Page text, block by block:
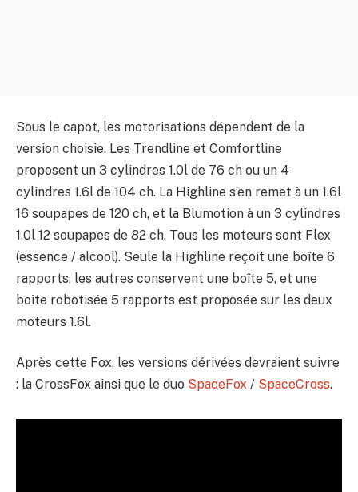
Sous le capot, les motorisations dépendent de la
version choisie. Les Trendline et Comfortline
proposent un 3 cylindres 1.0l de 76 ch ou un 4
cylindres 1.6l de 104 ch. La Highline s’en remet à un 1.6l
16 soupapes de 120 ch, et la Blumotion à un 3 cylindres
1.0l 12 soupapes de 82 ch. Tous les moteurs sont Flex
(essence / alcool). Seule la Highline reçoit une boîte 6
rapports, les autres conservent une boîte 5, et une
boîte robotisée 5 rapports est proposée sur les deux
moteurs 1.6l.
Après cette Fox, les versions dérivées devraient suivre
: la CrossFox ainsi que le duo SpaceFox / SpaceCross.